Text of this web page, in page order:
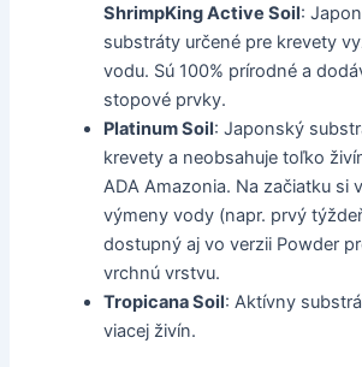
ShrimpKing Active Soil:
substráty určené pre krevety
vodu. Sú 100% prírodné a
stopové prvky.
Platinum Soil: Japonský
krevety a neobsahuje toľko
ADA Amazonia. Na začiatku si
výmeny vody (napr. prvý
dostupný aj vo verzii Powder
vrchnú vrstvu.
Tropicana Soil: Aktívny
viacej živín.